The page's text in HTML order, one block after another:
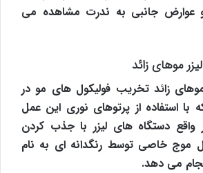
و عوارض جانبی به ندرت مشاهده می
موهای زائد
زائد تخریب فولیکول های مو در
استفاده از پرتوهای نوری این عمل
دستگاه های لیزر با جذب کردن
موج خاصی توسط رنگدانه ای به نام
می دهد.